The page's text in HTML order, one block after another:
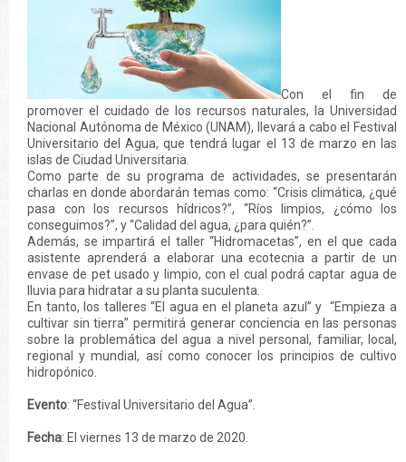
Con el fin de
promover el cuidado de los recursos naturales, la Universidad
Nacional Autónoma de México (UNAM), llevará a cabo el Festival
Universitario del Agua, que tendrá lugar el 13 de marzo en las
islas de Ciudad Universitaria.
Como parte de su programa de actividades, se presentarán
charlas en donde abordarán temas como: “Crisis climática, ¿qué
pasa con los recursos hídricos?”, “Ríos limpios, ¿cómo los
conseguimos?”, y “Calidad del agua, ¿para quién?”.
Además, se impartirá el taller “Hidromacetas”, en el que cada
asistente aprenderá a elaborar una ecotecnia a partir de un
envase de pet usado y limpio, con el cual podrá captar agua de
lluvia para hidratar a su planta suculenta.
En tanto, los talleres “El agua en el planeta azul” y “Empieza a
cultivar sin tierra” permitirá generar conciencia en las personas
sobre la problemática del agua a nivel personal, familiar, local,
regional y mundial, así como conocer los principios de cultivo
hidropónico.
Evento: “Festival Universitario del Agua”.
Fecha: El viernes 13 de marzo de 2020.